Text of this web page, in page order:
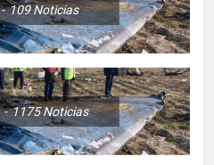
109Noticias
1175Noticias